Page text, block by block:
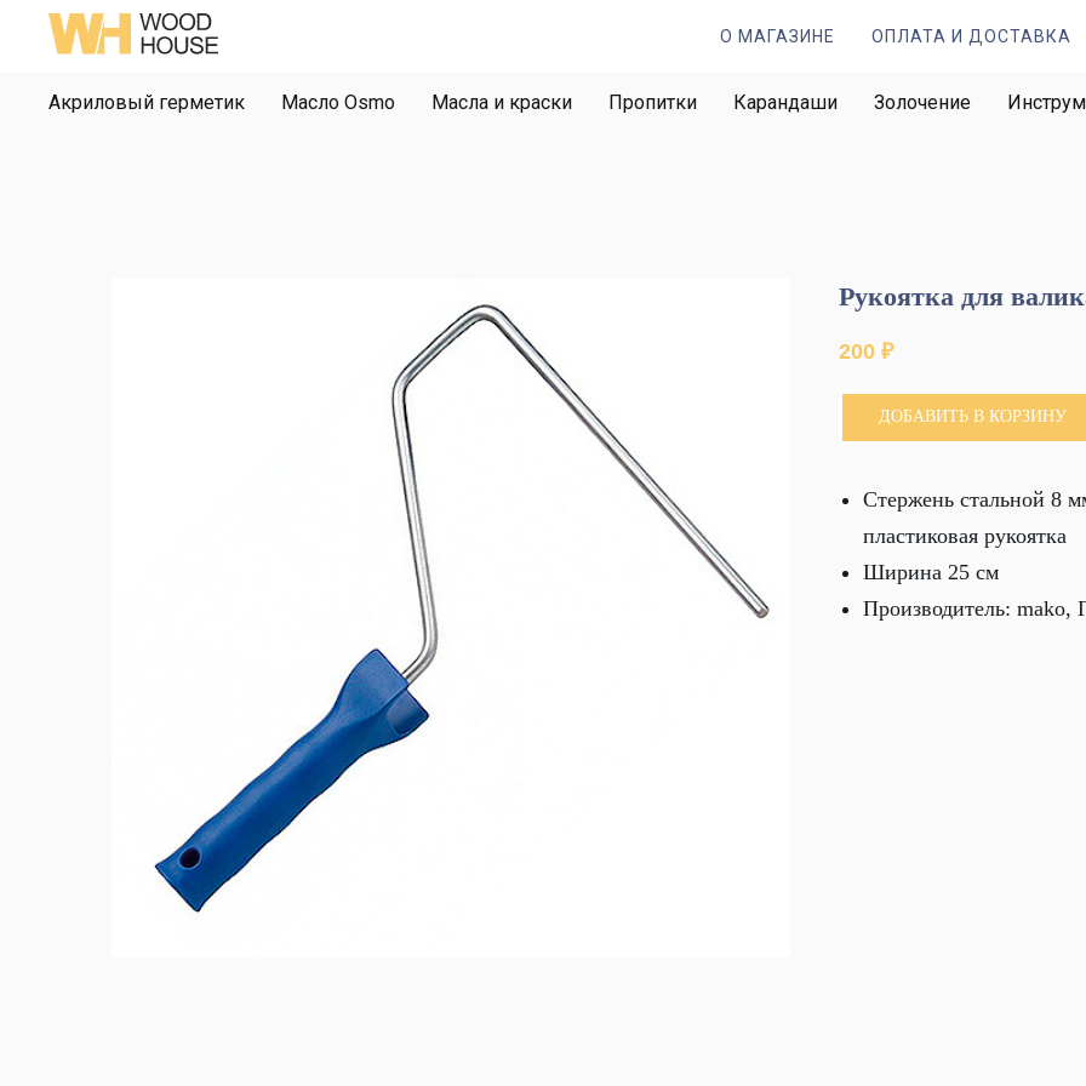
О МАГАЗИНЕ ОПЛАТА И ДОСТАВКА
Акриловый герметик Масло Osmo Масла и краски Пропитки Карандаши Золочение
Рукоятка для
200 ₽
ДОБАВИТЬ В КОРЗИНУ
Стержень стальной 8
пластиковая рукоятка
Ширина 25 см
Производитель: mako,